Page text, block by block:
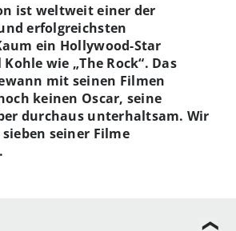
ist weltweit einer der
erfolgreichsten
ein Hollywood-Star
wie „The Rock“. Das
mit seinen Filmen
keinen Oscar, seine
durchaus unterhaltsam. Wir
seiner Filme